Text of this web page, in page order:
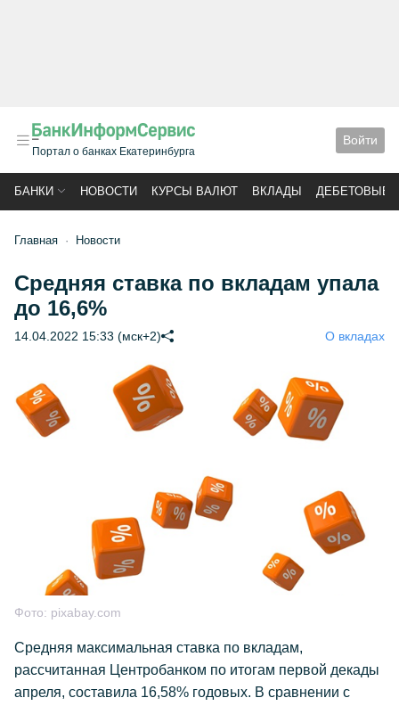
Портал о банках Екатеринбурга
Войти
БАНКИ НОВОСТИ КУРСЫ ВАЛЮТ ВКЛАДЫ ДЕБЕТОВЫЕ
Главная Новости
Средняя ставка по вкладам упала
до 16,6%
14.04.2022 15:33 (мск+2) О вкладах
Фото: pixabay.com
Средняя максимальная ставка по вкладам,
рассчитанная Центробанком по итогам первой декады
апреля, составила 16,58% годовых. В сравнении с